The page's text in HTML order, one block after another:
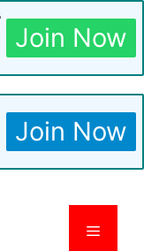
Join Now
Join Now
Menu